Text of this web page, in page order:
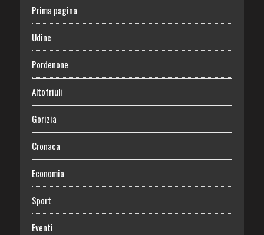
Prima pagina
Udine
Pordenone
Altofriuli
Gorizia
Cronaca
Economia
Sport
Eventi